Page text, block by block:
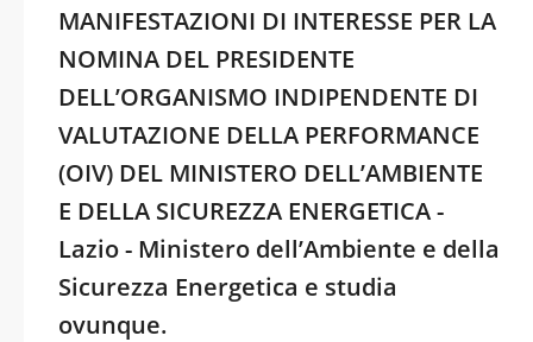
MANIFESTAZIONI DI INTERESSE PER LA
NOMINA DEL PRESIDENTE
DELL’ORGANISMO INDIPENDENTE DI
VALUTAZIONE DELLA PERFORMANCE
(OIV) DEL MINISTERO DELL’AMBIENTE
E DELLA SICUREZZA ENERGETICA -
Lazio - Ministero dell’Ambiente e della
Sicurezza Energetica e studia
ovunque.